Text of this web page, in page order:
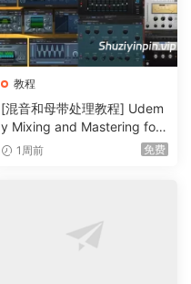
教程
[混音和母带处理教程] Udem
y Mixing and Mastering for
Producers [TUTORiAL]（6.
1周前 免费